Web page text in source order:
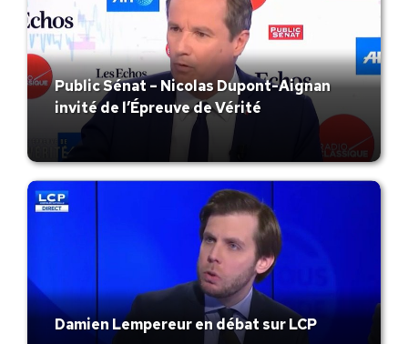
Public Sénat – Nicolas Dupont-Aignan
invité de l’Épreuve de Vérité
Damien Lempereur en débat sur LCP